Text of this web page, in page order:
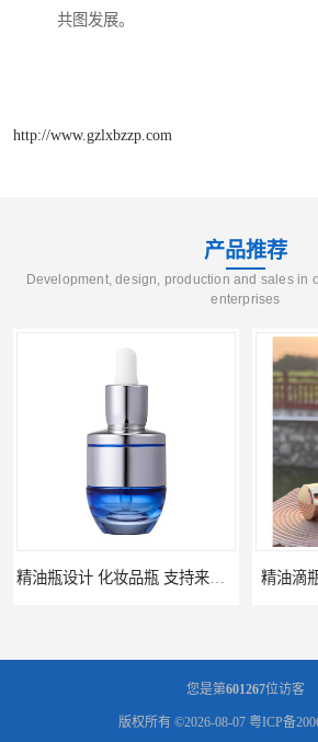
共图发展。
http://www.gzlxbzzp.com
产品推荐
Development, design, production and sales in
enterprises
精油滴瓶 套装瓶 支持来图定制 精油瓶
您是第601267位访客
版权所有 ©2026-08-07 粤ICP备